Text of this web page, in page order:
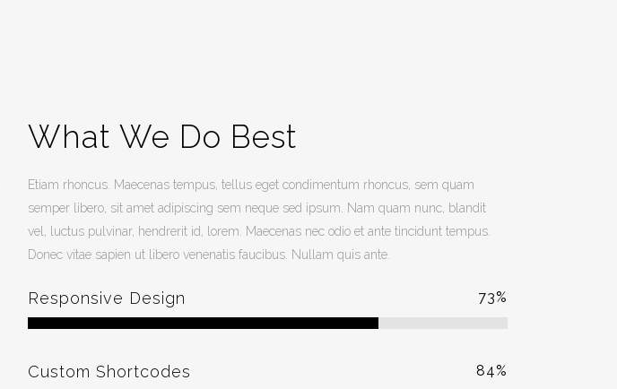
What We Do Best
Etiam rhoncus. Maecenas tempus, tellus eget condimentum rhoncus, sem quam
semper libero, sit amet adipiscing sem neque sed ipsum. Nam quam nunc, blandit
vel, luctus pulvinar, hendrerit id, lorem. Maecenas nec odio et ante tincidunt tempus.
Donec vitae sapien ut libero venenatis faucibus. Nullam quis ante.
Responsive Design 73%
Custom Shortcodes 84%